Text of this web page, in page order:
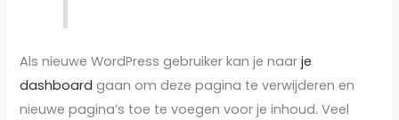
Als nieuwe WordPress gebruiker kan je naarje
dashboard gaan om deze pagina te verwijderen en
nieuwe pagina’s toe te voegen voor je inhoud. Veel